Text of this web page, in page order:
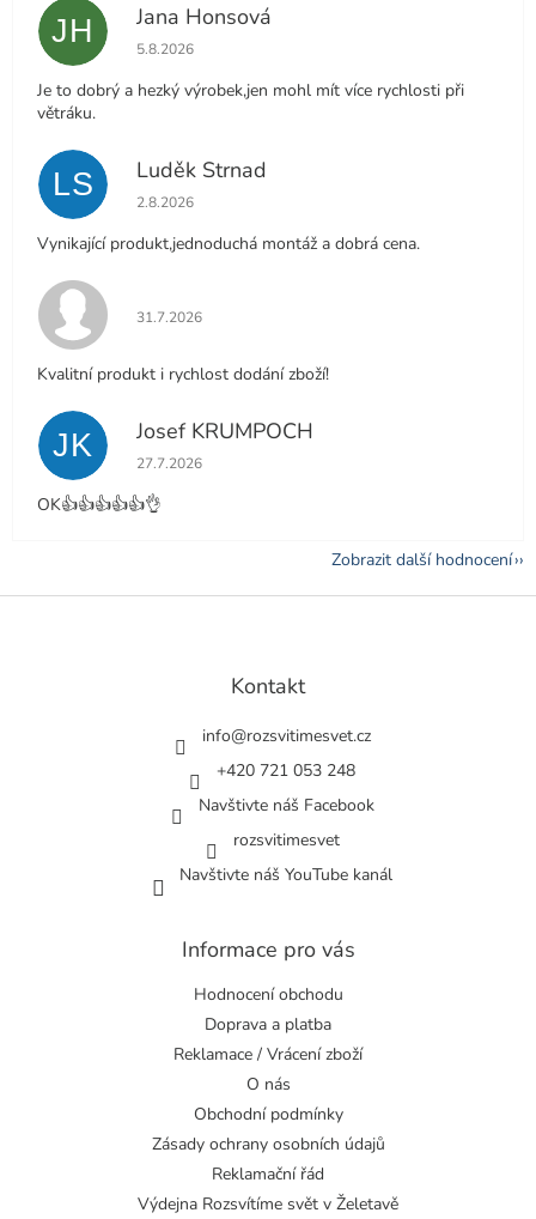
JH Jana Honsová
Hodnocení obchodu je 5 z 5 hvězdiček.
5.8.2026
Je to dobrý a hezký výrobek,jen mohl mít více rychlosti při
větráku.
LS Luděk Strnad
Hodnocení obchodu je 5 z 5 hvězdiček.
2.8.2026
Vynikající produkt,jednoduchá montáž a dobrá cena.
Hodnocení obchodu je 5 z 5 hvězdiček.
31.7.2026
Kvalitní produkt i rychlost dodání zboží!
JK Josef KRUMPOCH
Hodnocení obchodu je 5 z 5 hvězdiček.
27.7.2026
OK👍👍👍👍👍👌
Zobrazit další hodnocení
Z
Kontakt
info@rozsvitimesvet.cz
+420 721 053 248
Navštivte náš Facebook
rozsvitimesvet
Navštivte náš YouTube kanál
Informace pro vás
Hodnocení obchodu
Doprava a platba
Reklamace / Vrácení zboží
O nás
Obchodní podmínky
Zásady ochrany osobních údajů
Reklamační řád
Výdejna Rozsvítíme svět v Želetavě